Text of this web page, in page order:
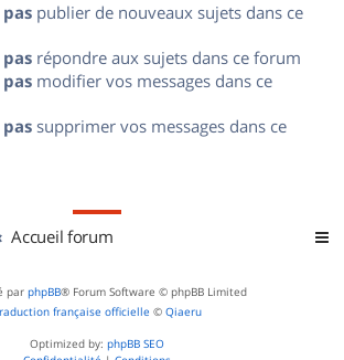
publier de nouveaux sujets dans ce
répondre aux sujets dans ce forum
modifier vos messages dans ce
supprimer vos messages dans ce
Accueil forum
par phpBB® Forum Software © phpBB Limited
française officielle © Qiaeru
Optimized by: phpBB SEO